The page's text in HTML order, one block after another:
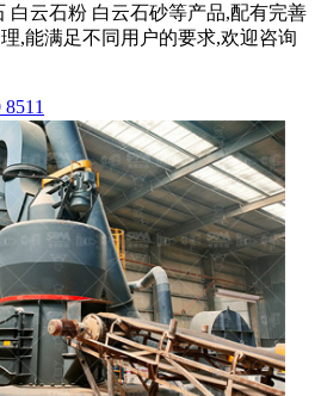
白云石粉 白云石砂等产品,配有完善
,能满足不同用户的要求,欢迎咨询